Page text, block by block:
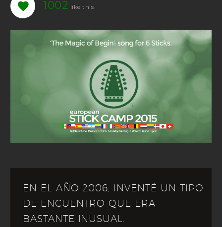
EN EL AÑO 2006, INVENTÉ UN TIPO
DE ENCUENTRO QUE ERA
BASTANTE INUSUAL.
1002